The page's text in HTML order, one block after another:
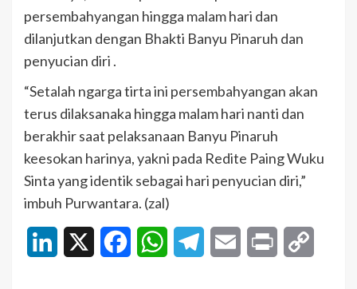
persembahyangan hingga malam hari dan
dilanjutkan dengan Bhakti Banyu Pinaruh dan
penyucian diri .
“Setalah ngarga tirta ini persembahyangan akan
terus dilaksanaka hingga malam hari nanti dan
berakhir saat pelaksanaan Banyu Pinaruh
keesokan harinya, yakni pada Redite Paing Wuku
Sinta yang identik sebagai hari penyucian diri,”
imbuh Purwantara. (zal)
LinkedIn FacebookWhatsAppTelegramEmail Print